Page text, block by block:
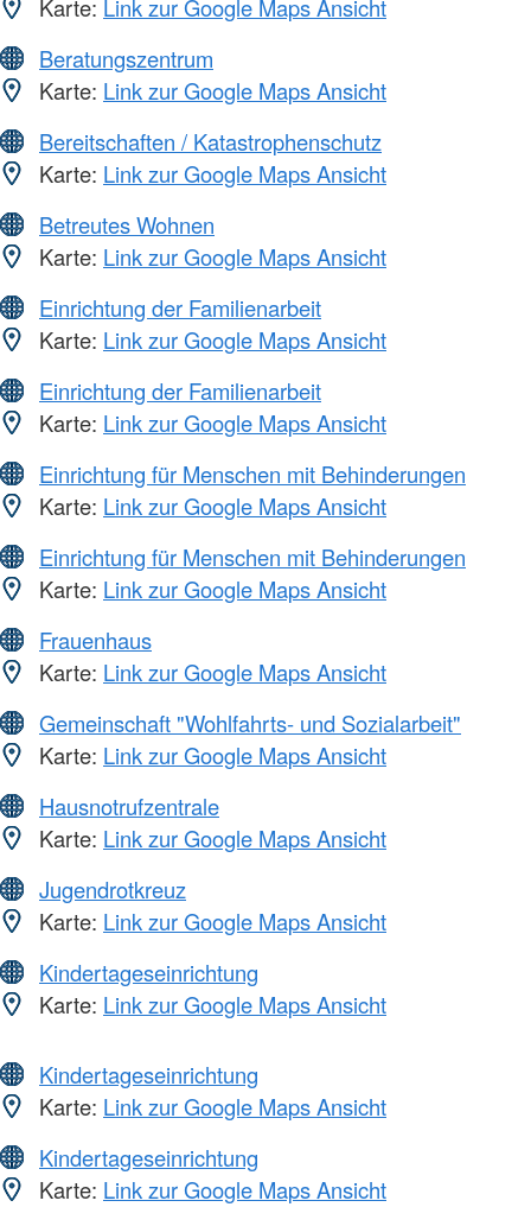
Karte: Link zur Google Maps Ansicht
Beratungszentrum
Karte: Link zur Google Maps Ansicht
Bereitschaften / Katastrophenschutz
Karte: Link zur Google Maps Ansicht
Betreutes Wohnen
Karte: Link zur Google Maps Ansicht
Einrichtung der Familienarbeit
Karte: Link zur Google Maps Ansicht
Einrichtung der Familienarbeit
Karte: Link zur Google Maps Ansicht
Einrichtung für Menschen mit Behinderungen
Karte: Link zur Google Maps Ansicht
Einrichtung für Menschen mit Behinderungen
Karte: Link zur Google Maps Ansicht
Frauenhaus
Karte: Link zur Google Maps Ansicht
Gemeinschaft "Wohlfahrts- und Sozialarbeit"
Karte: Link zur Google Maps Ansicht
Hausnotrufzentrale
Karte: Link zur Google Maps Ansicht
Jugendrotkreuz
Karte: Link zur Google Maps Ansicht
Kindertageseinrichtung
Karte: Link zur Google Maps Ansicht
Kindertageseinrichtung
Karte: Link zur Google Maps Ansicht
Kindertageseinrichtung
Karte: Link zur Google Maps Ansicht